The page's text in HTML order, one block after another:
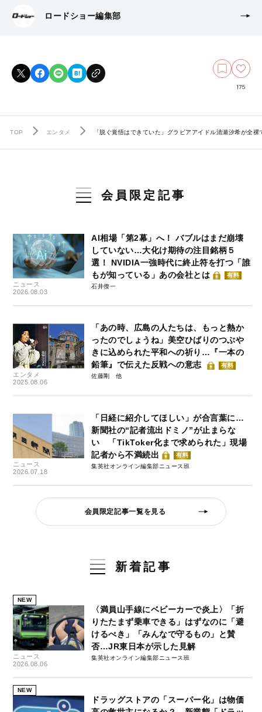
ロードショー編集部
175
TOP エンタメ 「脱ぐ覚悟はできていた」グラビアアイドル清瀬汐希が全
会員限定記事
ニュース
2026.08.03
AI相場「第2幕」へ！ バブルはまだ崩壊
していない…大化け期待の注目銘柄５
選！ NVIDIA一強時代に終止符を打つ「誰
もが知っている」あの会社とは
有料
石井僚一
エンタメ
2025.08.06
「あの時、広島の人たちは、もっと熱か
ったのでしょうね」美空ひばりのつぶや
きに込められた平和への祈り…『一本の
鉛筆』で伝えた反戦への意志
有料
佐藤剛
ニュース
2026.07.18
「日経に紹介してほしい」が合言葉に…
新聞社の“記者流出ドミノ”が止まらな
い 「TikToker化まで求められた」現場
記者から不満続出
有料
集英社オンライン編集部ニュース班
会員限定記事一覧を見る
新着記事
NEW
ニュース
2026.08.06
〈満員山手線にベビーカーで炎上〉「折
りたたまず乗車できる」はずなのに「避
けるべき」「みんなで守るもの」と賛
否…JR東日本が示した見解
集英社オンライン編集部ニュース班
NEW
ドラッグストアの「スーパー化」は物価